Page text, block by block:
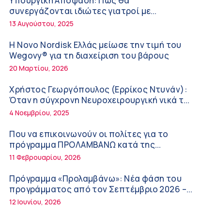
Διακοπές με ασφάλεια
6:20 πμ
Ειρήνη Ζίγκιρη (Ερρίκος Ντυνάν): H θερμική
καταπόνηση στους ηλικιωμένους
εργαζόμενους
6:11 πμ
Σύσκεψη στον ΕΟΦ για την ομαλή λειτουργία
της εφοδιαστικής αλυσίδας των φαρμάκων
στη διάρκεια του καλοκαιριού
12:08 μμ
Μιχάλης Τάτσης, Insurance & Healthcare
Analyst, διευθυντής Επιχειρηματικής
Ανάπτυξης Ομίλου HHG
11:54 πμ
Kavita Patel: Ένα στα πέντε καινοτόμα
φάρμακα φτάνει τελικά στην Ελλάδα
9:21 πμ
Υπάρχει τελικά «δίαιτα θυρεοειδούς»; Τι
συνεργάζονται ιδιώτες γιατροί με
νοσοκομεία του δημοσίου συστήματος
13 Αυγούστου, 2025
Η Novo Nordisk Ελλάς μείωσε την τιμή του
Wegovy® για τη διαχείριση του βάρους
20 Μαρτίου, 2026
Χρήστος Γεωργόπουλος (Ερρίκος Ντυνάν):
Όταν η σύγχρονη Νευροχειρουργική νικά το
φόβο!
4 Νοεμβρίου, 2025
Που να επικοινωνούν οι πολίτες για το
πρόγραμμα ΠΡΟΛΑΜΒΑΝΩ κατά της
παχυσαρκίας
11 Φεβρουαρίου, 2026
Πρόγραμμα «Προλαμβάνω»: Νέα φάση του
προγράμματος από τον Σεπτέμβριο 2026 –
Δωρεάν προληπτικές εξετάσεις έως το 2030
12 Ιουνίου, 2026